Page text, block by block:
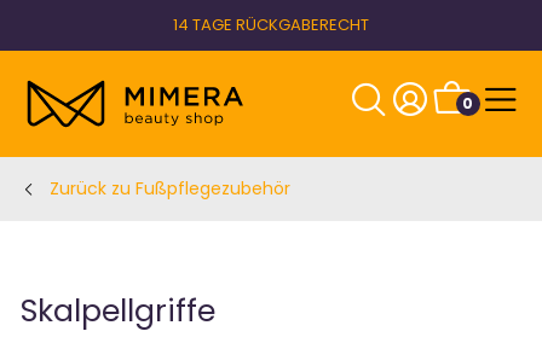
14 TAGE RÜCKGABERECHT
0
Zurück zu Fußpflegezubehör
Skalpellgriffe